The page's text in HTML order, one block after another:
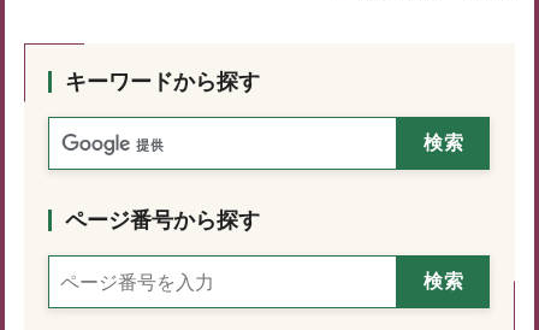
キーワードから探す
ページ番号から探す